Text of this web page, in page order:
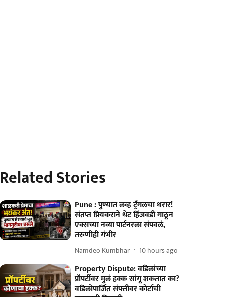
Related Stories
Pune : पुण्यात लव्ह ट्रँगलचा थरार!
संतप्त प्रियकराने थेट हिंजवडी गाठून
एक्सच्या नव्या पार्टनरला संपवलं,
तरुणीही गंभीर
Namdeo Kumbhar 10 hours ago
Property Dispute: वडिलांच्या
प्रॉपर्टीवर मुलं हक्क सांगू शकतात का?
वडिलोपार्जित संपत्तीवर कोर्टाची